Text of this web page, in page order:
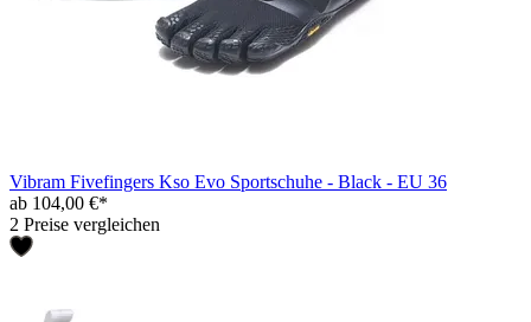
Vibram Fivefingers Kso Evo Sportschuhe - Black - EU 36
ab 104,00 €*
2 Preise vergleichen